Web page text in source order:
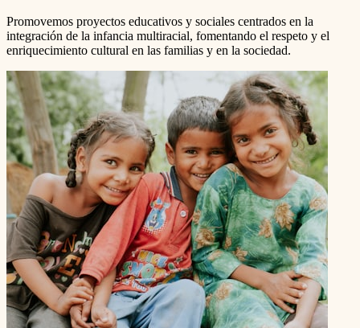
Promovemos proyectos educativos y sociales centrados en la
integración de la infancia multiracial, fomentando el respeto y el
enriquecimiento cultural en las familias y en la sociedad.